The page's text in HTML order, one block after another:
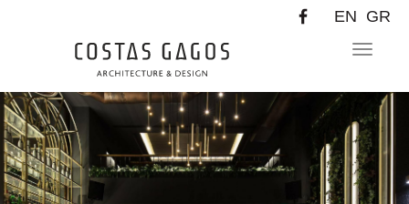
Toggle
EN GR